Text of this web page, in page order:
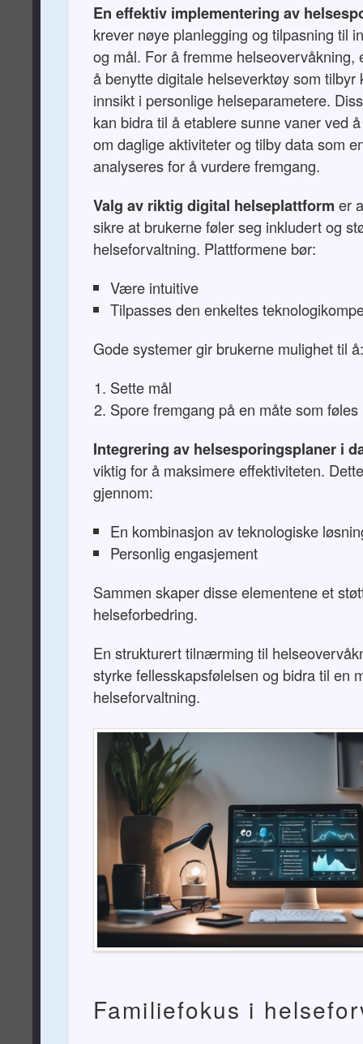
En effektiv implementering av
krever nøye planlegging og tilpasning til
og mål. For å fremme helseovervåkning,
å benytte digitale helseverktøy som tilbyr
innsikt i personlige helseparametere.
kan bidra til å etablere sunne vaner ved
om daglige aktiviteter og tilby data som
analyseres for å vurdere fremgang.
Valg av riktig digital helseplattform er
sikre at brukerne føler seg inkludert og
helseforvaltning. Plattformene bør:
Være intuitive
Tilpasses den enkeltes
Gode systemer gir brukerne mulighet til
Sette mål
Spore fremgang på en måte som
Integrering av helsesporingsplaner i
viktig for å maksimere effektiviteten.
gjennom:
En kombinasjon av teknologiske
Personlig engasjement
Sammen skaper disse elementene et
helseforbedring.
En strukturert tilnærming til
styrke fellesskapsfølelsen og bidra til en
helseforvaltning.
Familiefokus i